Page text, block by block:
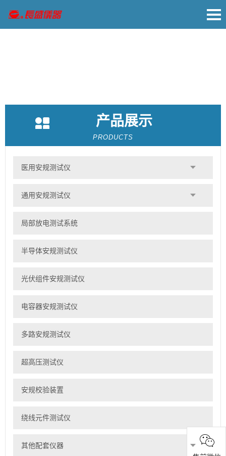
产品展示
PRODUCTS
医用安规测试仪
通用安规测试仪
局部放电测试系统
半导体安规测试仪
光伏组件安规测试仪
电容器安规测试仪
多路安规测试仪
超高压测试仪
安规校验装置
绕线元件测试仪
其他配套仪器